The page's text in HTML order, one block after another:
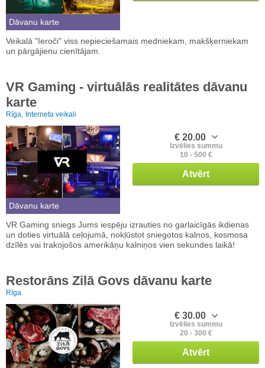
Dāvanu karte
Veikalā "Ieroči" viss nepieciešamais medniekam, makšķerniekam
un pārgājienu cienītājam.
VR Gaming - virtuālās realitātes dāvanu
karte
Rīga, Interneta veikali
Dāvanu karte
€ 20.00
Izvēlies summu
10 - 500 €
Atvērt
VR Gaming sniegs Jums iespēju izrauties no garlaicīgās ikdienas
un doties virtuālā ceļojumā, nokļūstot sniegotos kalnos, kosmosa
dzīlēs vai trakojošos amerikāņu kalniņos vien sekundes laikā!
Restorāns Zilā Govs dāvanu karte
Rīga
€ 30.00
Izvēlies summu
20 - 300 €
Atvērt